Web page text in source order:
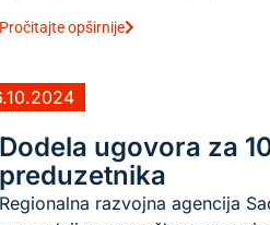
opširnije
ugovora za
razvojna agencija